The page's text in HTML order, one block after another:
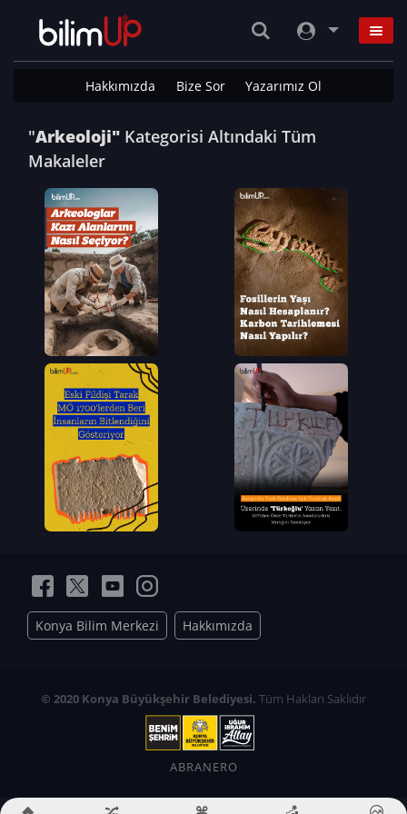
Hakkımızda Bize Sor Yazarımız Ol
"Arkeoloji" Kategorisi Altındaki Tüm
Makaleler
Konya Bilim Merkezi Hakkımızda
© 2020 Konya Büyükşehir Belediyesi. Tüm Hakları Saklıdır
ABRANERO